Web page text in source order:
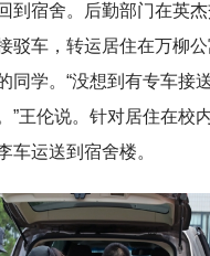
到宿舍。后勤部门在英
驳车，转运居住在万柳
同学。“没想到有专车接
”王伦说。针对居住在校
车运送到宿舍楼。